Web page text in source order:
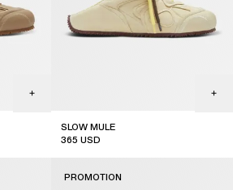
SLOW MULE
365 USD
PROMOTION